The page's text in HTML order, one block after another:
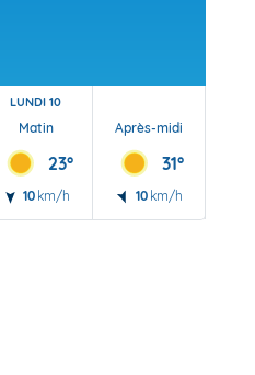
LUNDI 10
Matin
23°
10 km/h
Après-midi
31°
10 km/h